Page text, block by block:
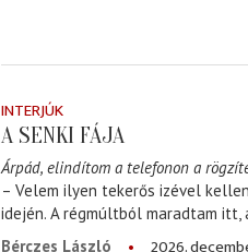
INTERJÚK
A SENKI FÁJA
Árpád, elindítom a telefonon a
– Velem ilyen tekerős izével
idején. A régmúltból maradtam itt,
Bérczes László